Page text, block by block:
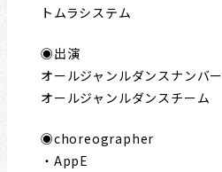
トムラシステム
◉出演
オールジャンルダンスナンバー
オールジャンルダンスチーム
◉choreographer
・AppE